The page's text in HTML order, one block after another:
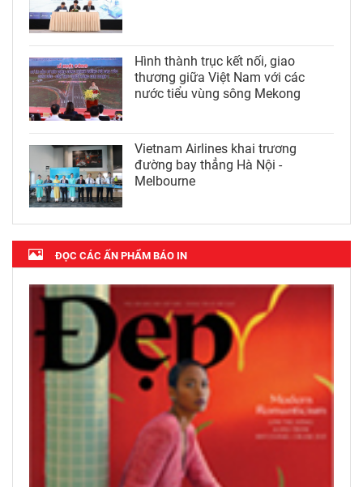
Hình thành trục kết nối, giao
thương giữa Việt Nam với các
nước tiểu vùng sông Mekong
Vietnam Airlines khai trương
đường bay thẳng Hà Nội -
Melbourne
ĐỌC CÁC ẤN PHẨM BÁO IN